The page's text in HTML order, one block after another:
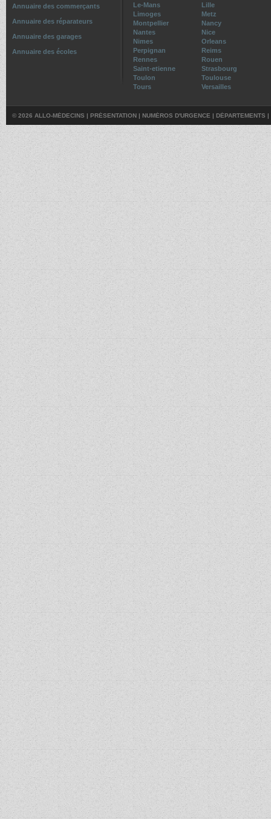
Annuaire des commerçants
Annuaire des réparateurs
Annuaire des garages
Annuaire des écoles
Le-Mans
Lille
Limoges
Metz
Montpellier
Nancy
Nantes
Nice
Nimes
Orleans
Perpignan
Reims
Rennes
Rouen
Saint-etienne
Strasbourg
Toulon
Toulouse
Tours
Versailles
© 2026 ALLO-MÉDECINS | PRÉSENTATION | NUMÉROS D'URGENCE | DÉPARTEMENTS |